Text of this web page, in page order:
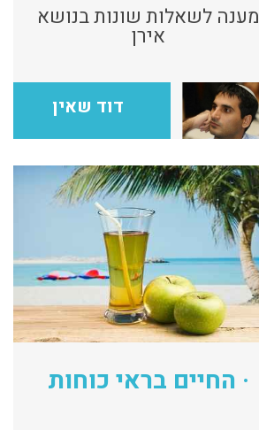
מענה לשאלות שונות בנושא
אירן
דוד שאין
· החיים בראי כוחות